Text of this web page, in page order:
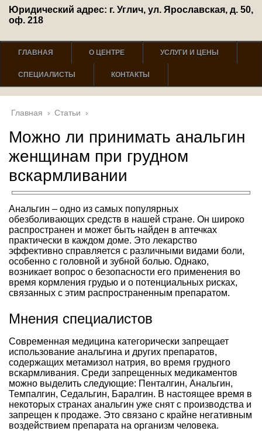
Юридический адрес: г. Углич, ул. Ярославская, д. 50,
оф. 218
ГЛАВНАЯ О ЦЕНТРЕ УСЛУГИ И ЦЕНЫ
СПЕЦИАЛИСТЫ КОНТАКТЫ
Главная › Статьи ›
Можно ли принимать анальгин
женщинам при грудном
вскармливании
Анальгин – одно из самых популярных
обезболивающих средств в нашей стране. Он широко
распространен и может быть найден в аптечках
практически в каждом доме. Это лекарство
эффективно справляется с различными видами боли,
особенно с головной и зубной болью. Однако,
возникает вопрос о безопасности его применения во
время кормления грудью и о потенциальных рисках,
связанных с этим распространенным препаратом.
Мнения специалистов
Современная медицина категорически запрещает
использование анальгина и других препаратов,
содержащих метамизол натрия, во время грудного
вскармливания. Среди запрещенных медикаментов
можно выделить следующие: Пенталгин, Анальгин,
Темпалгин, Седальгин, Баралгин. В настоящее время в
некоторых странах анальгин уже снят с производства и
запрещен к продаже. Это связано с крайне негативным
воздействием препарата на организм человека.